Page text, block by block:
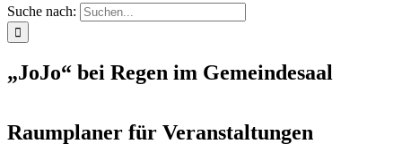
Suche nach:
„JoJo“ bei Regen im Gemeindesaal
Raumplaner für Veranstaltungen